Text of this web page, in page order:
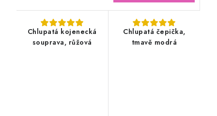
Chlupatá kojenecká
souprava, růžová
Chlupatá čepička,
tmavě modrá